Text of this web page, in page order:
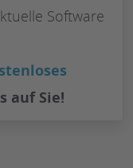
Software
auf Sie!